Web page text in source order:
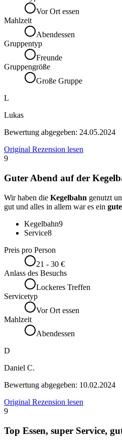
Vor Ort essen
Mahlzeit
Abendessen
Gruppentyp
Freunde
Gruppengröße
Große Gruppe
L
Lukas
Bewertung abgegeben: 24.05.2024
Original Rezension lesen
9
Guter Abend auf der
Wir haben die Kegelbahn genutzt
gut und alles in allem war es ein
Kegelbahn9
Service8
Preis pro Person
21 - 30 €
Anlass des Besuchs
Lockeres Treffen
Servicetyp
Vor Ort essen
Mahlzeit
Abendessen
D
Daniel C.
Bewertung abgegeben: 10.02.2024
Original Rezension lesen
9
Top Essen, super Service,